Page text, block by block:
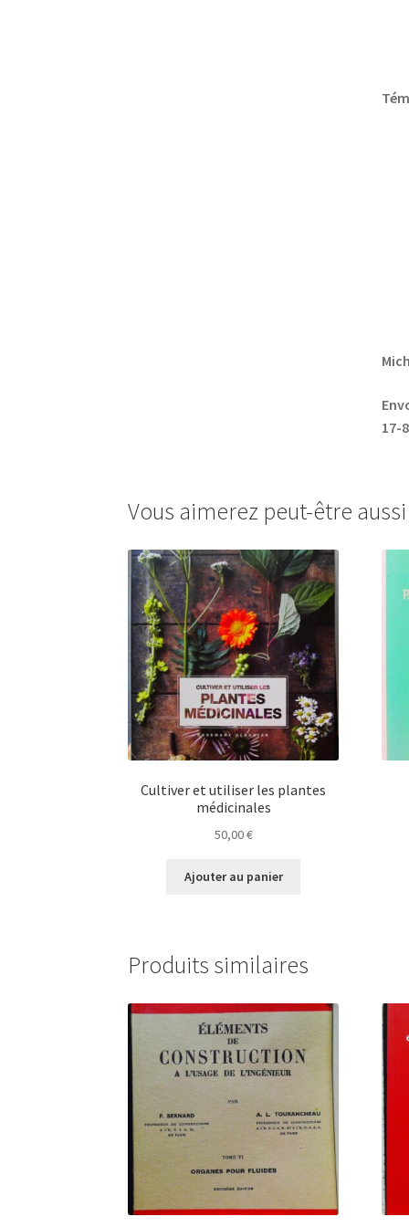
17-
Vous aimerez peut-être
Cultiver et utiliser les plantes
médicinales
50,00€
Ajouter au panier
Produits similaires